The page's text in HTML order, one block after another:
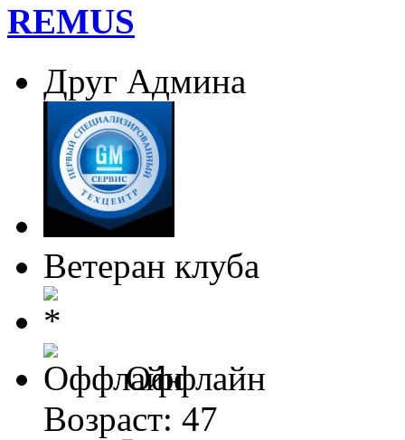
REMUS
Друг Админа
Ветеран клуба
Оффлайн
Возраст: 47